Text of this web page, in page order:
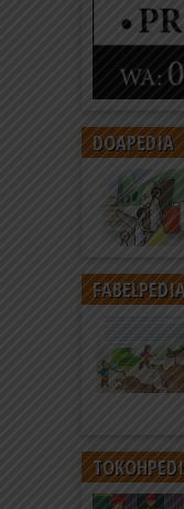
DOAPEDIA